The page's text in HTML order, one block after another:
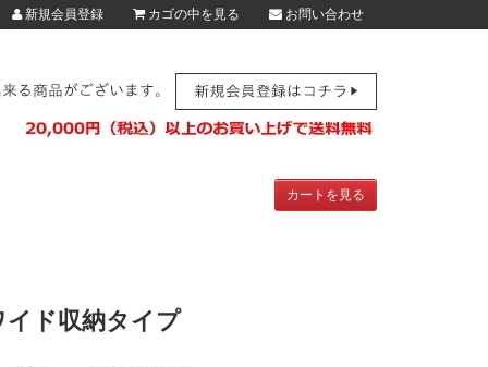
新規会員登録 カゴの中を見る お問い合わせ
カートを見る
ド収納タイプ